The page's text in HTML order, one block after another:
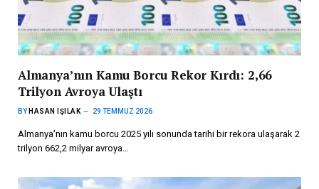
Almanya’nın Kamu Borcu Rekor Kırdı: 2,66
Trilyon Avroya Ulaştı
BY HASAN IŞILAK 29 TEMMUZ 2026
Almanya’nın kamu borcu 2025 yılı sonunda tarihi bir rekora ulaşarak 2
trilyon 662,2 milyar avroya…